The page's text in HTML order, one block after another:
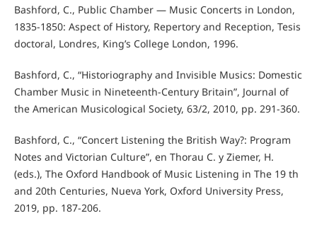
Bashford, C., Public Chamber — Music Concerts in London,
1835-1850: Aspect of History, Repertory and Reception, Tesis
doctoral, Londres, King’s College London, 1996.
Bashford, C., “Historiography and Invisible Musics: Domestic
Chamber Music in Nineteenth-Century Britain”, Journal of
the American Musicological Society, 63/2, 2010, pp. 291-360.
Bashford, C., “Concert Listening the British Way?: Program
Notes and Victorian Culture”, en Thorau C. y Ziemer, H.
(eds.), The Oxford Handbook of Music Listening in The 19 th
and 20th Centuries, Nueva York, Oxford University Press,
2019, pp. 187-206.